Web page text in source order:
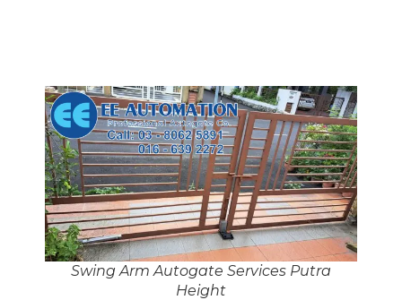
Swing Arm Autogate Services Putra
Height